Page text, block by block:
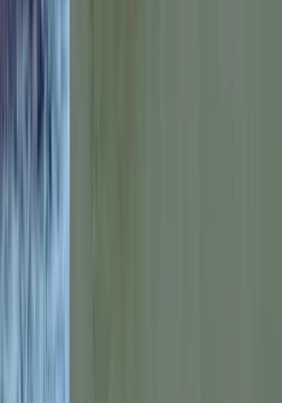
দল নেতার খাসজমি
জেল
রিপোর্ট